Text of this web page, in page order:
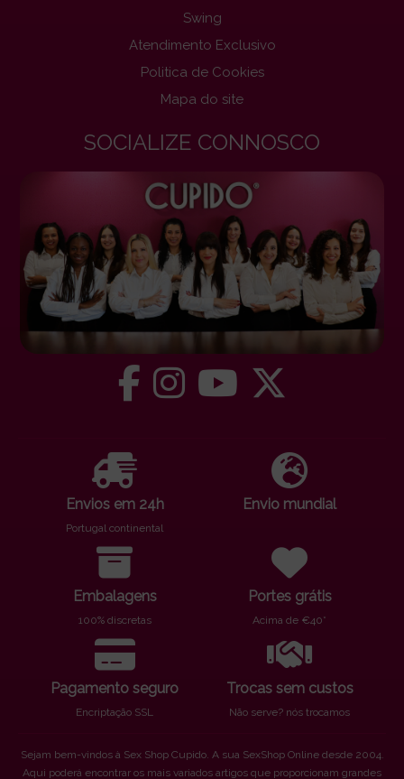
Swing
Atendimento Exclusivo
Politica de Cookies
Mapa do site
SOCIALIZE CONNOSCO
Envios em 24h
Portugal continental
Envio mundial
Embalagens
100% discretas
Portes grátis
Acima de €40*
Pagamento seguro
Encriptação SSL
Trocas sem custos
Não serve? nós trocamos
Sejam bem-vindos à Sex Shop Cupido. A sua SexShop Online desde 2004.
Aqui poderá encontrar os mais variados artigos que proporcionam grandes